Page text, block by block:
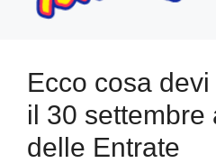
contenuto
Ecco cosa
il 30 settembre
delle Entrate